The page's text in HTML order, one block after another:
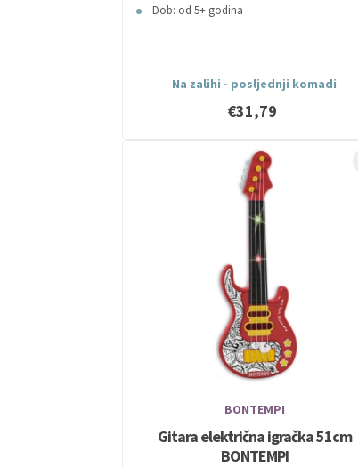
Dob: od 5+ godina
Na zalihi - posljednji komadi
€31,79
BONTEMPI
Gitara električna igračka 51cm
BONTEMPI